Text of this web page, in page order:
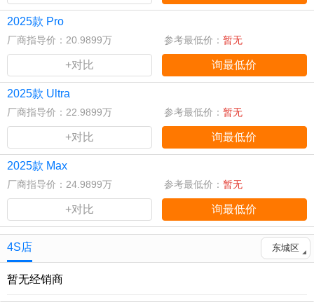
2025款 Pro
厂商指导价：20.9899万 参考最低价： 暂无
+对比 询最低价
2025款 Ultra
厂商指导价：22.9899万 参考最低价： 暂无
+对比 询最低价
2025款 Max
厂商指导价：24.9899万 参考最低价： 暂无
+对比 询最低价
4S店 东城区
暂无经销商